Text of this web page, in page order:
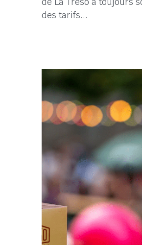
7 février 2023
·